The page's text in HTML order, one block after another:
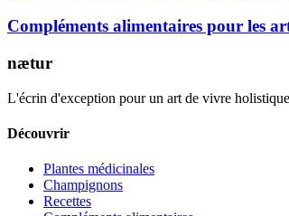
Compléments alimentaires pour les
nætur
L'écrin d'exception pour un art de vivre
Découvrir
Plantes médicinales
Champignons
Recettes